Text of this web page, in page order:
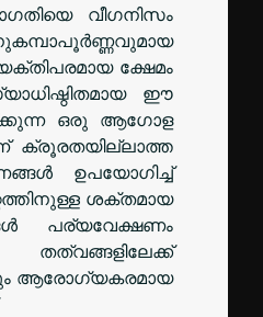
വീഗനിസം
ക്ഷേമം
ഈ
ഒരു ആഗോള
ക്രൂരതയില്ലാത്ത
ഉപയോഗിച്ച്
ശക്തമായ
പര്യവേക്ഷണം
ആരോഗ്യകരമായ